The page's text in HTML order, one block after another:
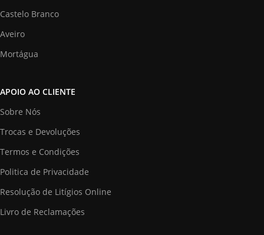
Castelo Branco
Aveiro
Mortágua
APOIO AO CLIENTE
Sobre Nós
Trocas e Devoluções
Termos e Condições
Politica de Privacidade
Resolução de Litígios Online
Livro de Reclamações